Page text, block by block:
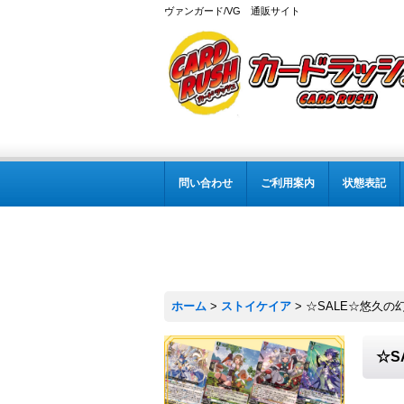
ヴァンガード/VG 通販サイト
問い合わせ ご利用案内 状態表記
ホーム > ストイケイア > ☆SALE☆悠久の幻